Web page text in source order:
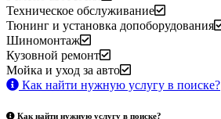
Техническое обслуживание
Тюнинг и установка допоборудования
Шиномонтаж
Кузовной ремонт
Мойка и уход за авто
Как найти нужную услугу в поиске?
Как найти нужную услугу в поиске?